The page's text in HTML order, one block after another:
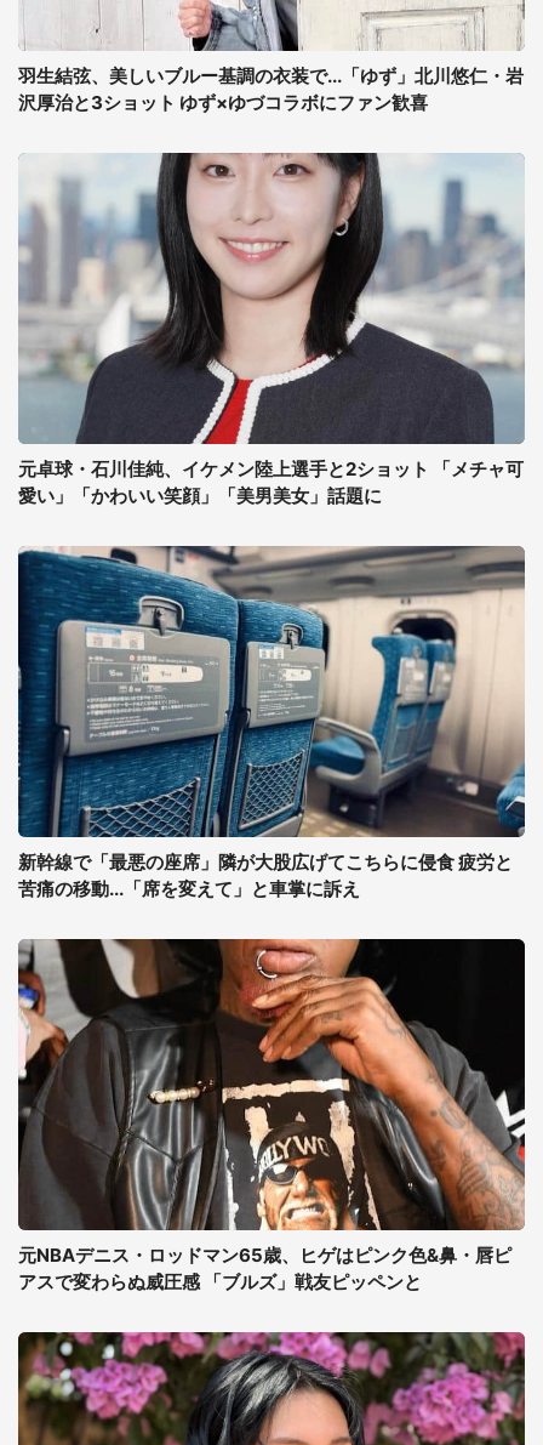
羽生結弦、美しいブルー基調の衣装で...「ゆず」北川悠仁・岩
沢厚治と3ショット ゆず×ゆづコラボにファン歓喜
元卓球・石川佳純、イケメン陸上選手と2ショット 「メチャ可
愛い」「かわいい笑顔」「美男美女」話題に
新幹線で「最悪の座席」隣が大股広げてこちらに侵食 疲労と
苦痛の移動...「席を変えて」と車掌に訴え
元NBAデニス・ロッドマン65歳、ヒゲはピンク色&鼻・唇ピ
アスで変わらぬ威圧感 「ブルズ」戦友ピッペンと